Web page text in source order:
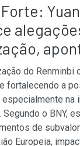
do Renminbi
fortalecendo a
na
o BNY,
de
Europeia,